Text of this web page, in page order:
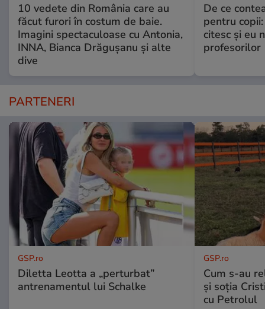
10 vedete din România care au
făcut furori în costum de baie.
Imagini spectaculoase cu Antonia,
INNA, Bianca Drăgușanu și alte
dive
De ce
pentru
citesc și eu
profesorilor
PARTENERI
GSP.ro
Diletta Leotta a „perturbat”
antrenamentul lui Schalke
GSP.ro
Cum s-au
și soția
cu Petrolul